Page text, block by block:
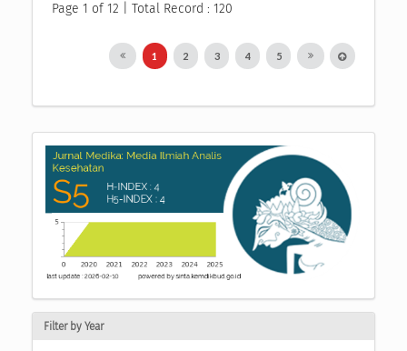
Page 1 of 12 | Total Record : 120
1 2 3 4 5
Filter by Year